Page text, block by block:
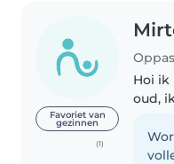
Favoriet van
gezinnen
(1)
Hoi ik
oud,
Ik